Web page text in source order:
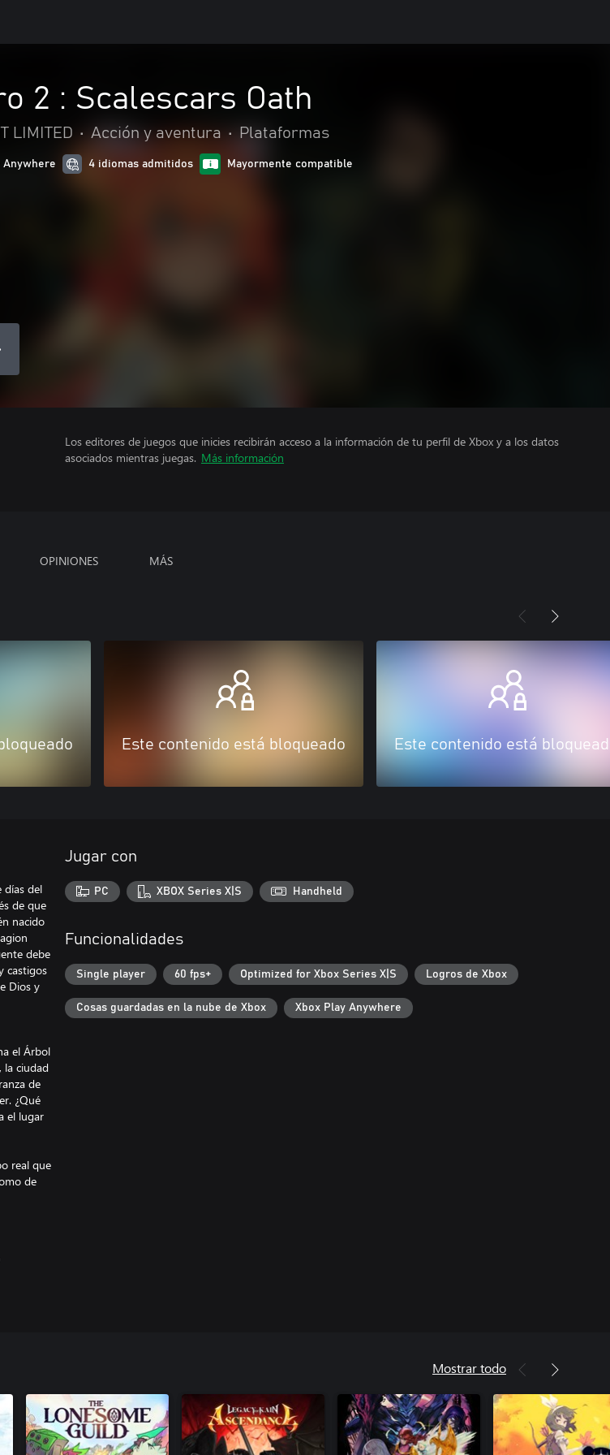
2 : Scalescars Oath
LIMITED • Acción y aventura • Plataformas
Anywhere 4 idiomas admitidos Mayormente compatible
Los editores de juegos que inicies recibirán acceso a la información de tu perfil de Xbox y a los datos
asociados mientras juegas. Más información
OPINIONES MÁS
Este contenido está bloqueado Este contenido está
días del
de que
nacido
debe
castigos
Dios y
el Árbol
la ciudad
de
¿Qué
el lugar
real que
de
forma
Tetsuya
Jugar con
PC XBOX Series X|S Handheld
Funcionalidades
Single player 60 fps+ Optimized for Xbox Series X|S Logros de Xbox
Cosas guardadas en la nube de Xbox Xbox Play Anywhere
Mostrar todo